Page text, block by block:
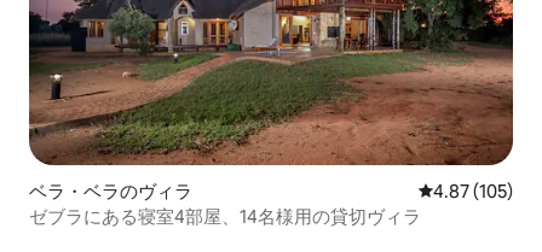
ベラ・ベラのヴィラ レビュー105
4.87 (105)
ゼブラにある寝室4部屋、14名様用の貸切ヴィラ